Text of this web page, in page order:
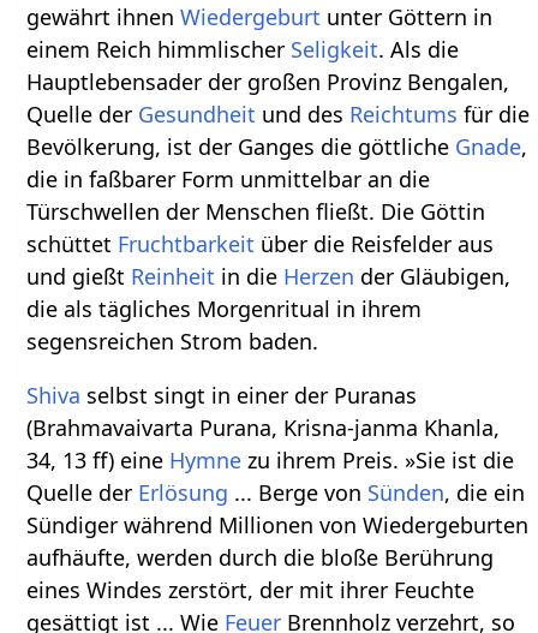
gewährt ihnenWiedergeburt unter Göttern in
einem Reich himmlischer Seligkeit. Als die
Hauptlebensader der großen Provinz Bengalen,
Quelle der Gesundheit und des Reichtums für die
Bevölkerung, ist der Ganges die göttliche Gnade,
die in faßbarer Form unmittelbar an die
Türschwellen der Menschen fließt. Die Göttin
schüttet Fruchtbarkeit über die Reisfelder aus
und gießt Reinheit in die Herzen der Gläubigen,
die als tägliches Morgenritual in ihrem
segensreichen Strom baden.
Shiva selbst singt in einer der Puranas
(Brahmavaivarta Purana, Krisna-janma Khanla,
34, 13 ff) eine Hymne zu ihrem Preis. »Sie ist die
Quelle der Erlösung ... Berge von Sünden, die ein
Sündiger während Millionen von Wiedergeburten
aufhäufte, werden durch die bloße Berührung
eines Windes zerstört, der mit ihrer Feuchte
gesättigt ist ... Wie Feuer Brennholz verzehrt, so